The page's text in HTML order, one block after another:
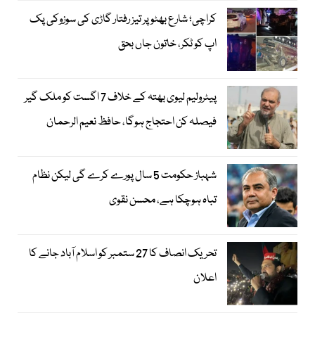
کراچی؛ شارع بھٹو پر تیز رفتار گاڑی کی سوزوکی پک
اپ کو ٹکر، خاتون جاں بحق
پیٹرولیم لیوی بھتہ کے خلاف 7 اگست کو ملک گیر
فیصلہ کن احتجاج ہوگا، حافظ نعیم الرحمان
شہباز حکومت 5 سال پورے کرے گی لیکن نظام
تباہ ہوچکا ہے، محسن نقوی
تحریک انصاف کا 27 ستمبر کو اسلام آباد جانے کا
اعلان